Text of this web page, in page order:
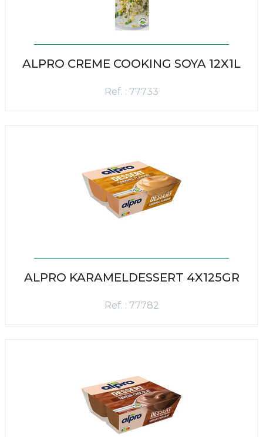
ALPRO CREME COOKING SOYA 12X1L
Ref. : 77733
ALPRO KARAMELDESSERT 4X125GR
Ref. : 77782